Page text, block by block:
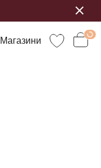
Магазини